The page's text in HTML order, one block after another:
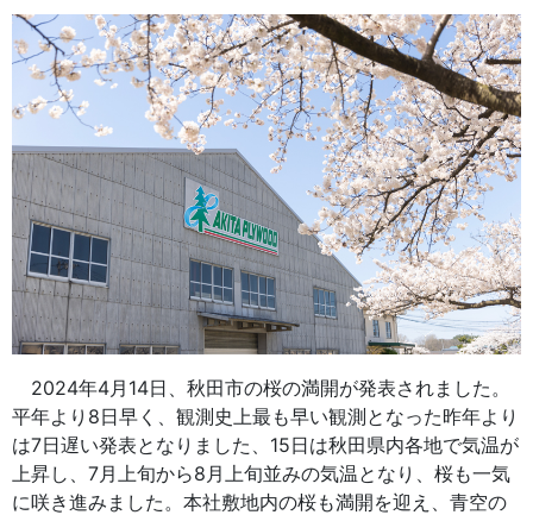
2024年4月14日、秋田市の桜の満開が発表されました。
平年より8日早く、観測史上最も早い観測となった昨年より
は7日遅い発表となりました、15日は秋田県内各地で気温が
上昇し、7月上旬から8月上旬並みの気温となり、桜も一気
に咲き進みました。本社敷地内の桜も満開を迎え、青空の